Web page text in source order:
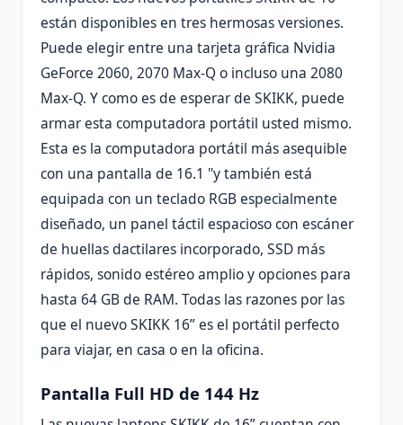
están disponibles en tres hermosas versiones.
Puede elegir entre una tarjeta gráfica Nvidia
GeForce 2060, 2070 Max-Q o incluso una 2080
Max-Q. Y como es de esperar de SKIKK, puede
armar esta computadora portátil usted mismo.
Esta es la computadora portátil más asequible
con una pantalla de 16.1 "y también está
equipada con un teclado RGB especialmente
diseñado, un panel táctil espacioso con escáner
de huellas dactilares incorporado, SSD más
rápidos, sonido estéreo amplio y opciones para
hasta 64 GB de RAM. Todas las razones por las
que el nuevo SKIKK 16” es el portátil perfecto
para viajar, en casa o en la oficina.
Pantalla Full HD de 144 Hz